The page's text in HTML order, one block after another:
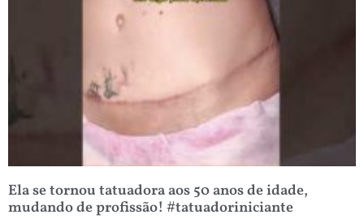
Ela se tornou tatuadora aos 50 anos de idade,
mudando de profissão! #tatuadoriniciante